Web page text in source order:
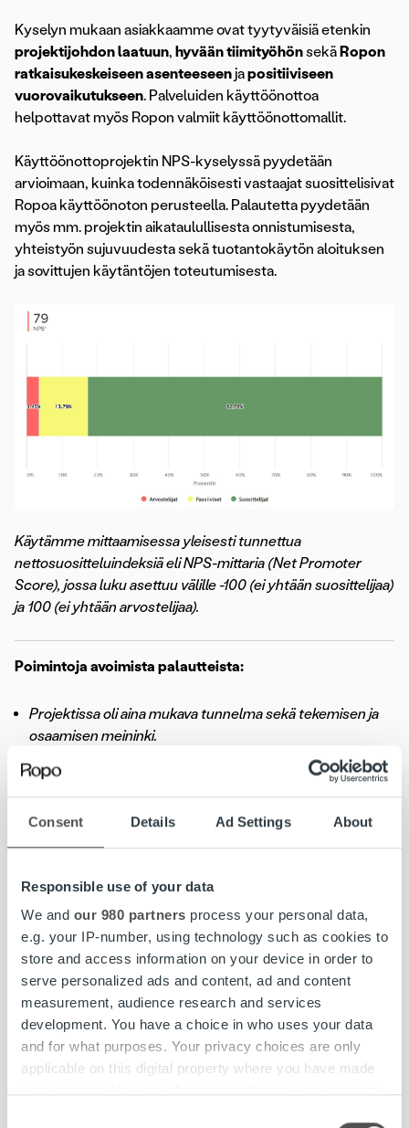
Consent Details Ad Settings About
Responsible use of your data
We and our 980 partners process your personal data,
e.g. your IP-number, using technology such as cookies to
store and access information on your device in order to
serve personalized ads and content, ad and content
measurement, audience research and services
development. You have a choice in who uses your data
and for what purposes. Your privacy choices are only
applicable on this digital property where you have made
Kyselyn mukaan asiakkaamme ovat tyytyväisiä etenkin
projektijohdon laatuun, hyvään tiimityöhönsekä Ropon
ratkaisukeskeiseen asenteeseenjapositiiviseen
vuorovaikutukseen. Palveluiden käyttöönottoa
helpottavat myös Ropon valmiit käyttöönottomallit.
Käyttöönottoprojektin NPS-kyselyssä pyydetään
arvioimaan, kuinka todennäköisesti vastaajat suosittelisivat
Ropoa käyttöönoton perusteella. Palautetta pyydetään
myös mm. projektin aikataulullisesta onnistumisesta,
yhteistyön sujuvuudesta sekä tuotantokäytön aloituksen
ja sovittujen käytäntöjen toteutumisesta.
Käytämme mittaamisessa yleisesti tunnettua
nettosuositteluindeksiä eli NPS-mittaria (Net Promoter
Score), jossa luku asettuu välille -100 (ei yhtään suosittelijaa)
ja 100 (ei yhtään arvostelijaa).
Poimintoja avoimista palautteista:
Projektissa oli aina mukava tunnelma sekä tekemisen ja
osaamisen meininki.
Sitoutunut projektiryhmä työskenteli yhdessä hyvin
Ongelmat ratkaistiin nopeasti. Olemme äärimmäisen
ketterästi ja muutokset tapahtuivat nopeasti.
Selkeä ja ystävällinen kommunikaatio sekä raudan kova
kärsivällisyys Ropon puolesta.
Tarvittavat muutokset ymmärrettiin hyvin ja toteutettiin
nopeasti. Muutokset menivät kerralla maaliin.
Teidän kohdalla riman ylitys on todella haastavaa, koska
teette erittäin hyvää jälkeä.
Vaikeissa tilanteissa Ropo lähti hyvin tukien selvittämään,
voisiko siellä suunnalla ratkaista tämän ja mikä olisi